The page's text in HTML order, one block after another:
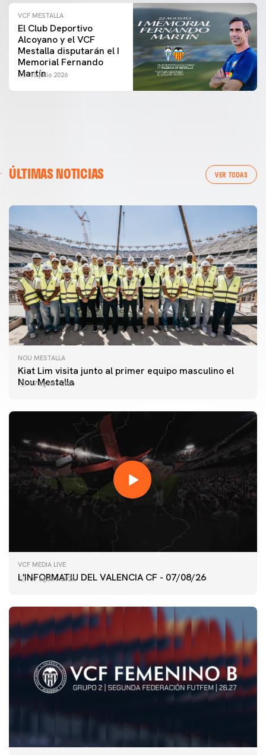
VCF MESTALLA
El Club Deportivo
Alcoyano y el VCF
Mestalla disputarán el I
Memorial Fernando
Martín
16 julio 2026
ÚLTIMAS NOTICIAS VER TODAS
NOU MESTALLA
Kiat Lim visita junto al primer equipo masculino el
Nou Mestalla
07 agosto 2026
VCF MEDIA LIVE
L'INFORMATIU DEL VALENCIA CF - 07/08/26
07 agosto 2026